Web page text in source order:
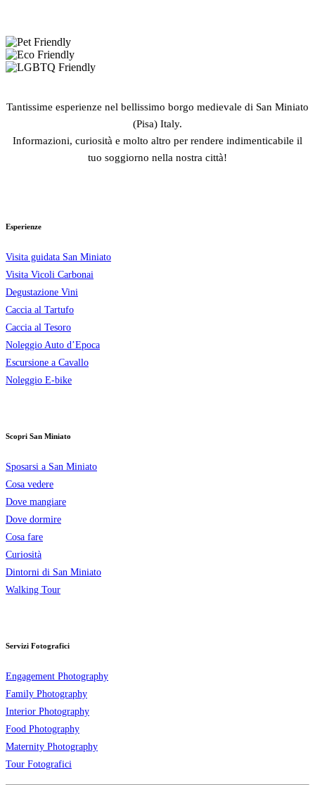
Tantissime esperienze nel bellissimo borgo medievale di San Miniato
(Pisa) Italy.
Informazioni, curiosità e molto altro per rendere indimenticabile il
tuo soggiorno nella nostra città!
Esperienze
Visita guidata San Miniato
Visita Vicoli Carbonai
Degustazione Vini
Caccia al Tartufo
Caccia al Tesoro
Noleggio Auto d’Epoca
Escursione a Cavallo
Noleggio E-bike
Scopri San Miniato
Sposarsi a San Miniato
Cosa vedere
Dove mangiare
Dove dormire
Cosa fare
Curiosità
Dintorni di San Miniato
Walking Tour
Servizi Fotografici
Engagement Photography
Family Photography
Interior Photography
Food Photography
Maternity Photography
Tour Fotografici